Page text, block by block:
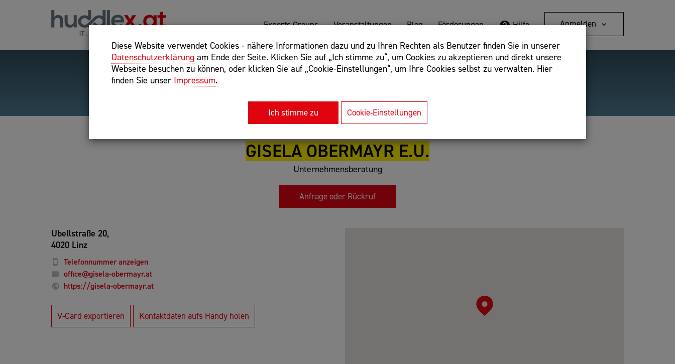
Diese Website verwendet Cookies - nähere Informationen dazu und zu Ihren Rechten als Benutzer finden Sie in unserer
Datenschutzerklärung am Ende der Seite. Klicken Sie auf „Ich stimme zu“, um Cookies zu akzeptieren und direkt unsere
Webseite besuchen zu können, oder klicken Sie auf „Cookie-Einstellungen“, um Ihre Cookies selbst zu verwalten. Hier
finden Sie unser Impressum.
Ich stimme zu Cookie-Einstellungen
Experts Groups Veranstaltungen Blog Förderungen Hilfe Anmelden
Hilfreiche Suchparameter: Begriff einschließen: +webshop, Begriff ausschließen: -webshop,
Exakter Suchbegriff: "internet of things"
Detailsuche
GISELA OBERMAYR E.U.
Unternehmensberatung
Anfrage oder Rückruf
Ubellstraße 20,
4020 Linz
Telefonnummer anzeigen
office@gisela-obermayr.at
https://gisela-obermayr.at
V-Card exportieren Kontaktdaten aufs Handy holen